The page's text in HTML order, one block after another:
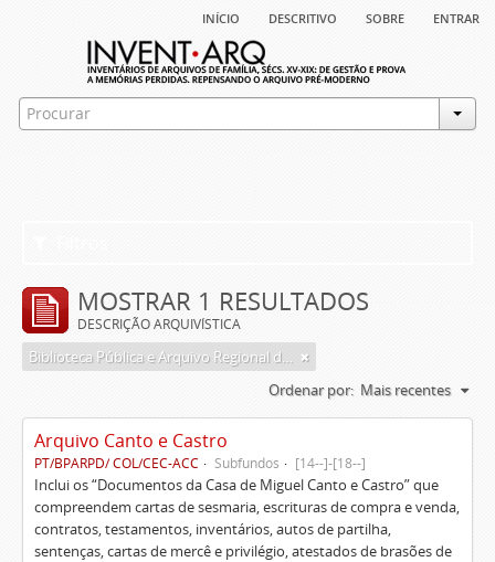
início descritivo sobre entrar
MOSTRAR 1 RESULTADOS
DESCRIÇÃO ARQUIVÍSTICA
Biblioteca Pública e Arquivo Regional de Ponta Delgada
Ordenar por: Mais recentes
Arquivo Canto e Castro
PT/BPARPD/ COL/CEC-ACC Subfundos [14--]-[18--]
Inclui os “Documentos da Casa de Miguel Canto e Castro” que
compreendem cartas de sesmaria, escrituras de compra e venda,
contratos, testamentos, inventários, autos de partilha,
sentenças, cartas de mercê e privilégio, atestados de brasões de